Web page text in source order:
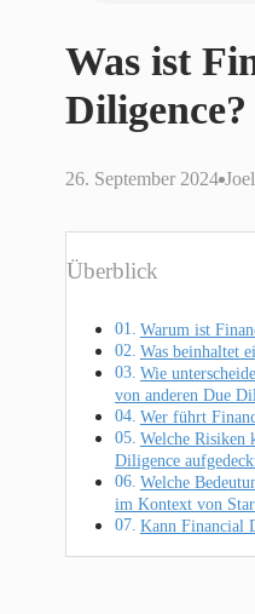
Was ist
Diligence?
26. September 2024
Überblick
Warum ist
Was beinhaltet
Wie
von anderen Due
Wer führt
Welche Risiken
Diligence
Welche
im Kontext von
Kann Financial